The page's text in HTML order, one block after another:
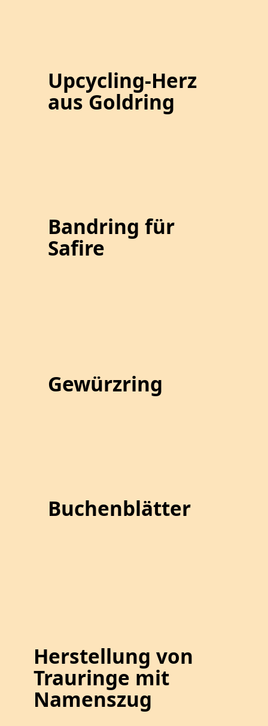
Upcycling-Herz
aus Goldring
Bandring für
Safire
Gewürzring
Buchenblätter
Herstellung von
Trauringe mit
Namenszug